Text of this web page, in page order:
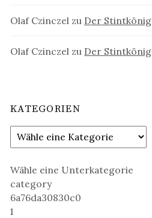
Olaf Czinczel zu Der Stintkönig
Olaf Czinczel zu Der Stintkönig
KATEGORIEN
Wähle eine Unterkategorie
category
6a76da30830c0
1